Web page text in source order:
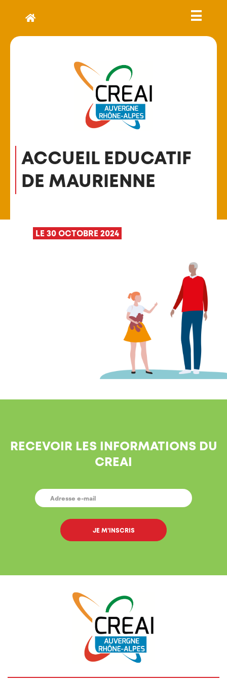
ACCUEIL EDUCATIF
DE MAURIENNE
LE 30 OCTOBRE 2024
RECEVOIR LES INFORMATIONS DU
CREAI
E-
MAIL *